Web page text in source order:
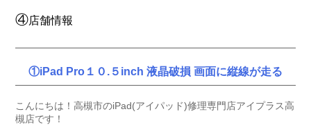
④店舗情報
①iPad Pro１０.５inch 液晶破損 画面に縦線が走る
こんにちは！高槻市のiPad(アイパッド)修理専門店アイプラス高
槻店です！